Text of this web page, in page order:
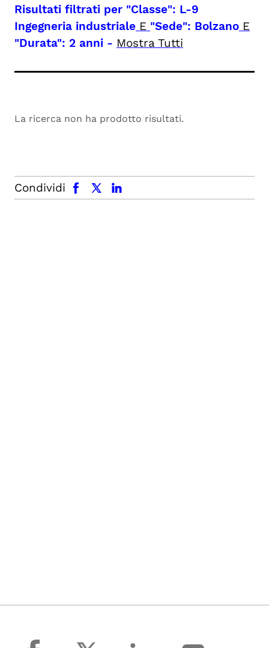
Risultati filtrati per "Classe": L-9
Ingegneria industriale E "Sede": Bolzano E
"Durata": 2 anni - Mostra Tutti
La ricerca non ha prodotto risultati.
Condividi
facebook x.com linkedin
facebook